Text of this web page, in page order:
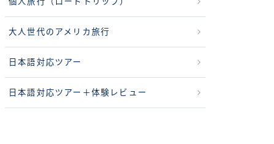
大人世代のアメリカ旅行
日本語対応ツアー
日本語対応ツアー＋体験レビュー